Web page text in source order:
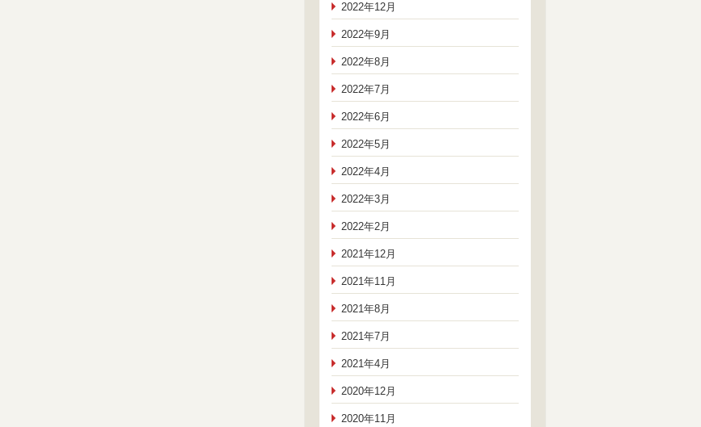
2022年12月
2022年9月
2022年8月
2022年7月
2022年6月
2022年5月
2022年4月
2022年3月
2022年2月
2021年12月
2021年11月
2021年8月
2021年7月
2021年4月
2020年12月
2020年11月